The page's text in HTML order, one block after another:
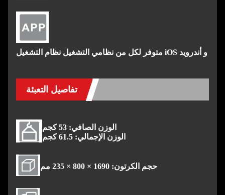
متوفر لكل من نظامي التشغيل نظام التشغيل iOS و أندرويد
تفاصيل التعبئة
الوزن الصافي: 53 كجم
الوزن الإجمالي: 61.5 كجم
حجم الكرتون: 1690 × 800 × 235 مم